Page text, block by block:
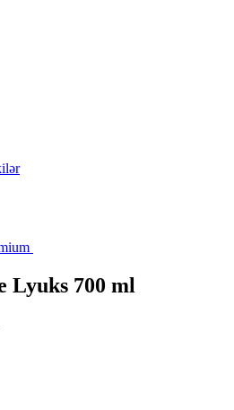
Lyuks 700 ml